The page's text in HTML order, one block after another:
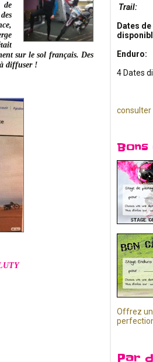
de
sur le sol français. Des
diffuser !
Trail:
Dates
Enduro:
4 Dates
consulter
Offrez
Par